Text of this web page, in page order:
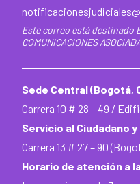
Este correo está destinado
COMUNICACIONES
Sede Central (Bogotá,
Carrera 10 # 28 – 49 /
Servicio al Ciudadano
Carrera 13 # 27 – 90
Horario de atención a
Lunes a viernes de 7 a. m.